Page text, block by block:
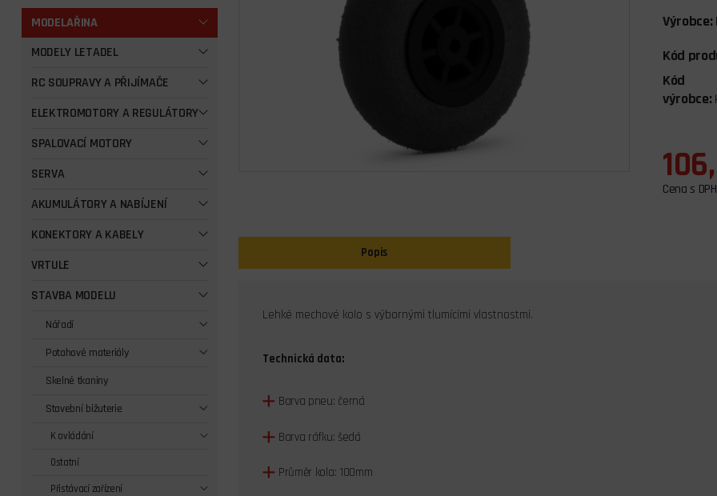
MODELAŘINA
MODELY LETADEL
RC SOUPRAVY A PŘIJÍMAČE
ELEKTROMOTORY A REGULÁTORY
SPALOVACÍ MOTORY
SERVA
AKUMULÁTORY A NABÍJENÍ
KONEKTORY A KABELY
VRTULE
STAVBA MODELU
Nářadí
Potahové materiály
Skelné tkaniny
Stavební bižuterie
K ovládání
Ostatní
Přistávací zařízení
Výrobce:
Kód
Kód
výrobce:
Cena s DPH
Popis
Lehké mechové kolo s výbornými tlumícími vlastnostmi.
Technická data:
Barva pneu: černá
Barva ráfku: šedá
Průměr kola: 100mm